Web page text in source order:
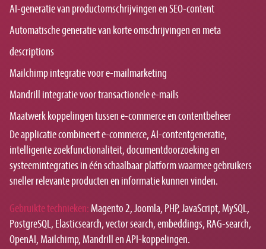
AI-generatie van productomschrijvingen en SEO-content
Automatische generatie van korte omschrijvingen en meta
descriptions
Mailchimp integratie voor e-mailmarketing
Mandrill integratie voor transactionele e-mails
Maatwerk koppelingen tussen e-commerce en contentbeheer
De applicatie combineert e-commerce, AI-contentgeneratie,
intelligente zoekfunctionaliteit, documentdoorzoeking en
systeemintegraties in één schaalbaar platform waarmee gebruikers
sneller relevante producten en informatie kunnen vinden.
Gebruikte technieken: Magento 2, Joomla, PHP, JavaScript, MySQL,
PostgreSQL, Elasticsearch, vector search, embeddings, RAG-search,
OpenAI, Mailchimp, Mandrill en API-koppelingen.